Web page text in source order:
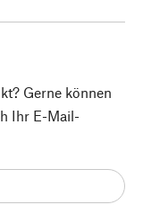
Gerne können
Ihr E-Mail-